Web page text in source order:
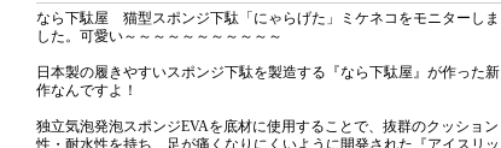
なら下駄屋 猫型スポンジ下駄「にゃらげた」ミケネコをモニターしま
した。可愛い～～～～～～～～～～～
日本製の履きやすいスポンジ下駄を製造する『なら下駄屋』が作った新
作なんですよ！
独立気泡発泡スポンジEVAを底材に使用することで、抜群のクッション
性・耐水性を持ち、足が痛くなりにくいように開発された『アイスリッ